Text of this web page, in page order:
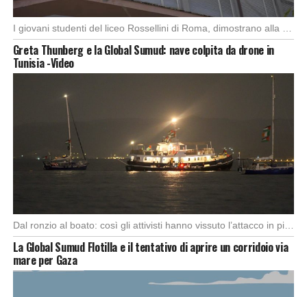
Greta Thunberg e la Global Sumud: nave colpita da drone in
Tunisia -Video
La Global Sumud Flotilla e il tentativo di aprire un corridoio via
mare per Gaza